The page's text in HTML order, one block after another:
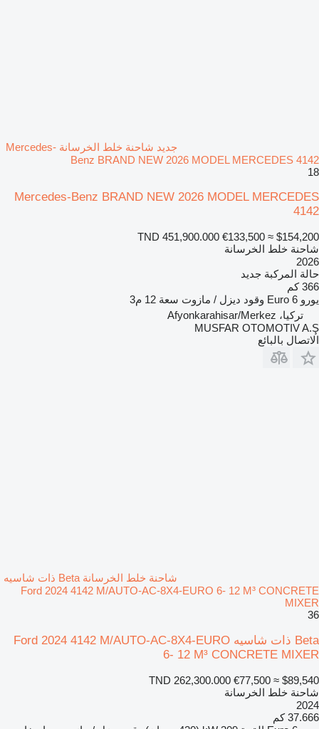
جديد شاحنة خلط الخرسانة Mercedes-
Benz BRAND NEW 2026 MODEL MERCEDES 4142
18
Mercedes-Benz BRAND NEW 2026 MODEL MERCEDES
4142
TND 451,900.000 €133,500 ≈ $154,200
شاحنة خلط الخرسانة
2026
حالة المركبة جديد
366 كم
يورو Euro 6 وقود ديزل / مازوت سعة 12 م3
تركيا، Afyonkarahisar/Merkez
MUSFAR OTOMOTIV A.Ş
الاتصال بالبائع
شاحنة خلط الخرسانة Beta ذات شاسيه
Ford 2024 4142 M/AUTO-AC-8X4-EURO 6- 12 M³ CONCRETE
MIXER
36
Beta ذات شاسيه Ford 2024 4142 M/AUTO-AC-8X4-EURO
6- 12 M³ CONCRETE MIXER
TND 262,300.000 €77,500 ≈ $89,540
شاحنة خلط الخرسانة
2024
37.666 كم